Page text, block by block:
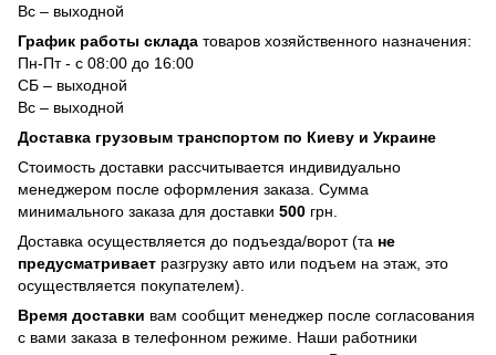
Вс – выходной
График работы склада товаров хозяйственного назначения:
Пн-Пт - с 08:00 до 16:00
СБ – выходной
Вс – выходной
Доставка грузовым транспортом по Киеву и Украине
Стоимость доставки рассчитывается индивидуально
менеджером после оформления заказа. Сумма
минимального заказа для доставки 500 грн.
Доставка осуществляется до подъезда/ворот (та не
предусматривает разгрузку авто или подъем на этаж, это
осуществляется покупателем).
Время доставки вам сообщит менеджер после согласования
с вами заказа в телефонном режиме. Наши работники